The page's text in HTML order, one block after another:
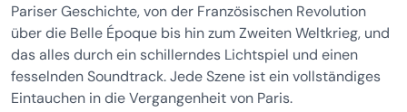
Pariser Geschichte, von der Französischen Revolution
über die Belle Époque bis hin zum Zweiten Weltkrieg, und
das alles durch ein schillerndes Lichtspiel und einen
fesselnden Soundtrack. Jede Szene ist ein vollständiges
Eintauchen in die Vergangenheit von Paris.